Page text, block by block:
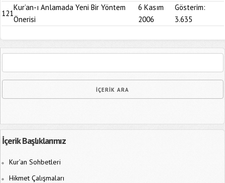
121
Kur’an-ı Anlamada Yeni Bir Yöntem
Önerisi
6 Kasım
2006
Gösterim:
3.635
İçerik Başlıklarımız
Kur’an Sohbetleri
Hikmet Çalışmaları